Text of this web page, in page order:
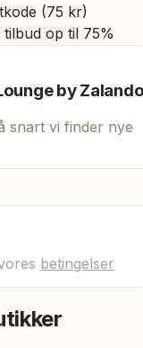
(75 kr)
tilbud op til 75%
by
snart vi finder nye
betingelser